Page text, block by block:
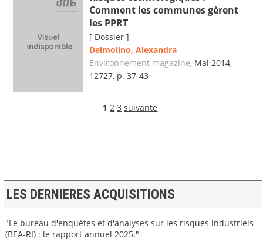
Comment les communes gèrent
les PPRT
[ Dossier ]
Delmolino, Alexandra
Environnement magazine, Mai 2014,
12727, p. 37-43
1 2 3 suivante
LES DERNIERES ACQUISITIONS
"Le bureau d'enquêtes et d'analyses sur les risques industriels
(BEA-RI) : le rapport annuel 2025."